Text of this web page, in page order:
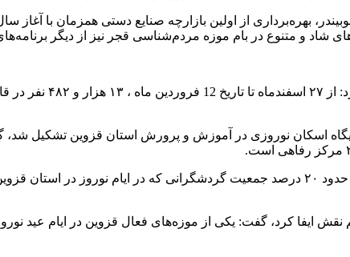
بهره‌برداری از اولین بازارچه صنایع دستی همزمان با
شاد و متنوع در بام موزه مردم‌شناسی قجر نیز از دیگر
سیاهکالی مرادی اضافه کرد: با توجه به میزان کل اسکان نوروزی در استان قزوین بنابراین حدود ۲۰ درصد
ایفا کرد، گفت: یکی از موزه‌های فعال قزوین در ایام عید